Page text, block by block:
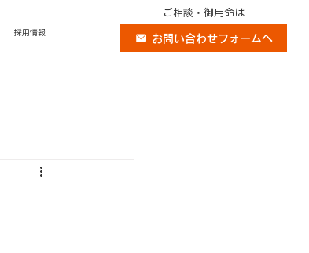
採用情報
ご相談・御用命は
お問い合わせフォームへ